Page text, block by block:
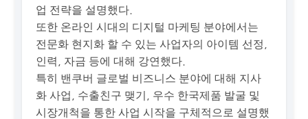
업 전략을 설명했다.
또한 온라인 시대의 디지털 마케팅 분야에서는
전문화 현지화 할 수 있는 사업자의 아이템 선정,
인력, 자금 등에 대해 강연했다.
특히 밴쿠버 글로벌 비즈니스 분야에 대해 지사
화 사업, 수출친구 맺기, 우수 한국제품 발굴 및
시장개척을 통한 사업 시작을 구체적으로 설명했